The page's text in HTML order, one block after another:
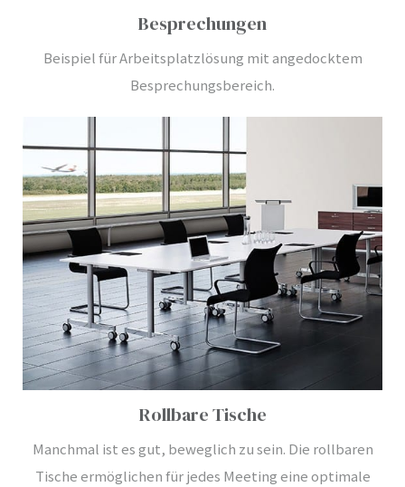
Besprechungen
Beispiel für Arbeitsplatzlösung mit angedocktem
Besprechungsbereich.
Rollbare Tische
Manchmal ist es gut, beweglich zu sein. Die rollbaren
Tische ermöglichen für jedes Meeting eine optimale